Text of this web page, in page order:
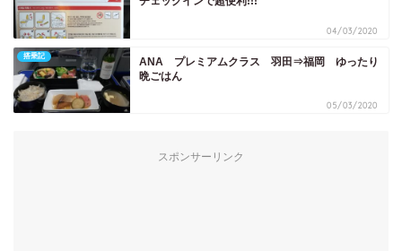
04/03/2020
搭乗記
ANA プレミアムクラス 羽田⇒福岡 ゆったり
晩ごはん
05/03/2020
スポンサーリンク